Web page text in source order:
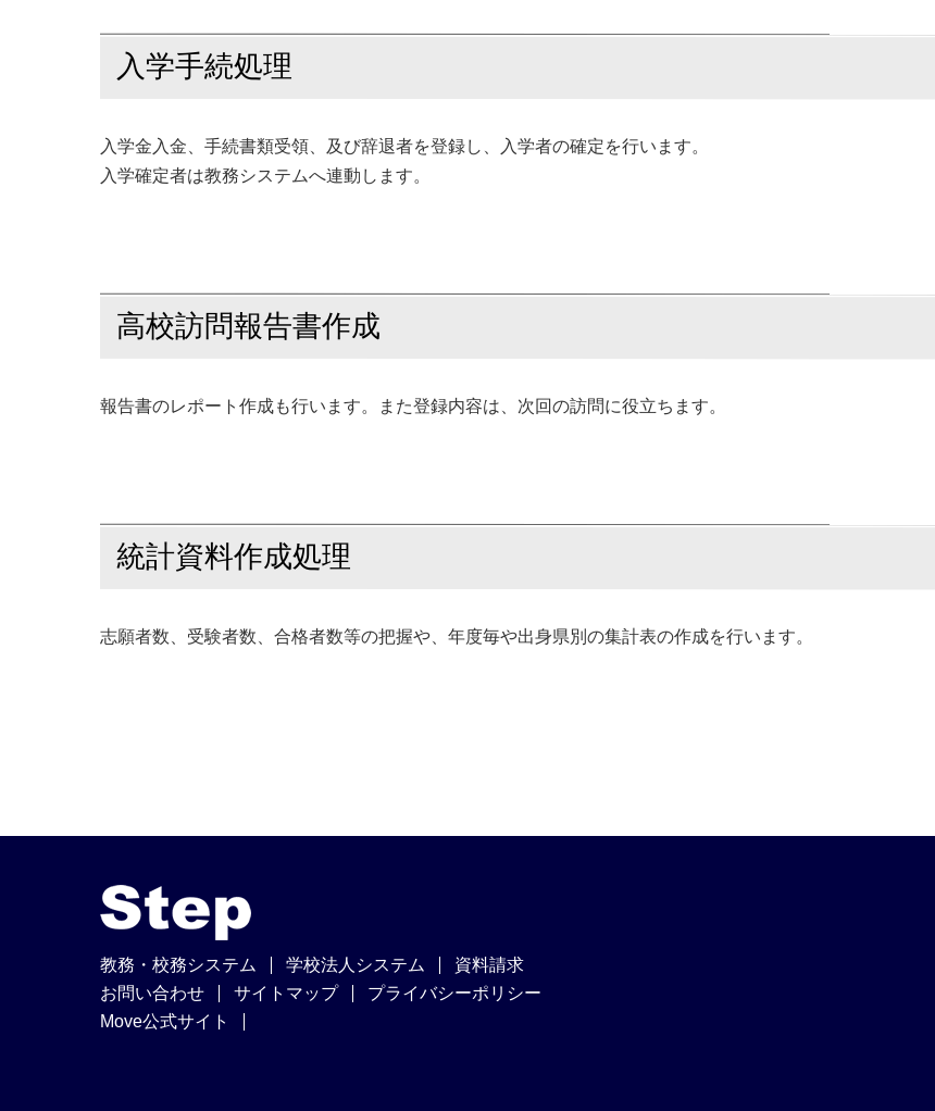
入学手続処理
入学金入金、手続書類受領、及び辞退者を登録し、入学者の確定を行います。
入学確定者は教務システムへ連動します。
高校訪問報告書作成
報告書のレポート作成も行います。また登録内容は、次回の訪問に役立ちます。
統計資料作成処理
志願者数、受験者数、合格者数等の把握や、年度毎や出身県別の集計表の作成を行います。
教務・校務システム 学校法人システム
資料請求
お問い合わせ
サイトマップ
プライバシーポリシー
Move公式サイト